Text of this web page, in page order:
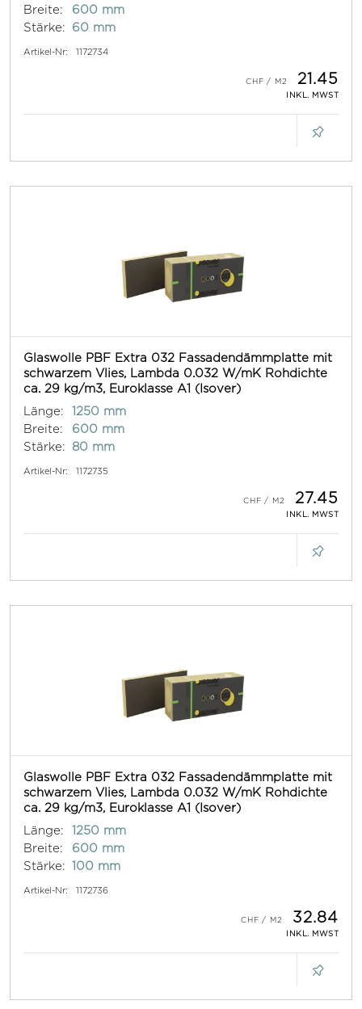
Breite:
600 mm
Stärke:
60 mm
Artikel-Nr: 1172734
21.45
INKL. MWST
Glaswolle PBF Extra 032 Fassadendämmplatte mit
schwarzem Vlies, Lambda 0.032 W/mK Rohdichte
ca. 29 kg/m3, Euroklasse A1 (Isover)
Länge:
1250 mm
Breite:
600 mm
Stärke:
80 mm
Artikel-Nr: 1172735
27.45
INKL. MWST
Glaswolle PBF Extra 032 Fassadendämmplatte mit
schwarzem Vlies, Lambda 0.032 W/mK Rohdichte
ca. 29 kg/m3, Euroklasse A1 (Isover)
Länge:
1250 mm
Breite:
600 mm
Stärke: 100 mm
Artikel-Nr: 1172736
32.84
INKL. MWST